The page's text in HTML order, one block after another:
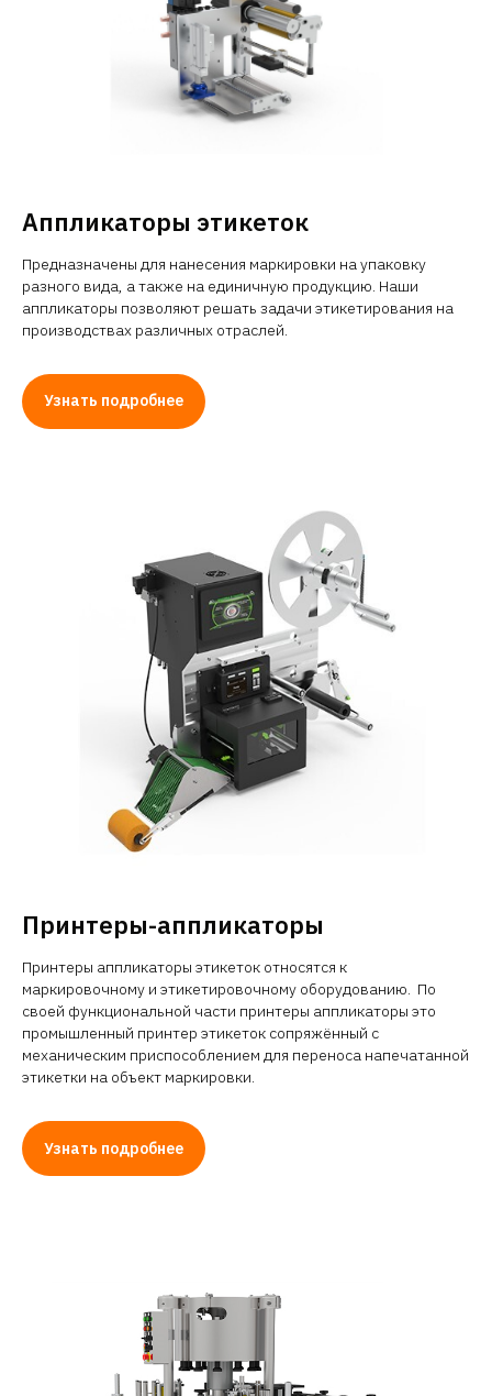
Аппликаторы этикеток
Предназначены для нанесения маркировки на упаковку
разного вида, а также на единичную продукцию. Наши
аппликаторы позволяют решать задачи этикетирования на
производствах различных отраслей.
Узнать подробнее
Принтеры-аппликаторы
Принтеры аппликаторы этикеток относятся к
маркировочному и этикетировочному оборудованию. По
своей функциональной части принтеры аппликаторы это
промышленный принтер этикеток сопряжённый с
механическим приспособлением для переноса напечатанной
этикетки на объект маркировки.
Узнать подробнее